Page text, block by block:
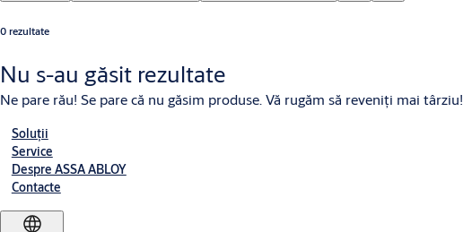
0 rezultate
Nu s-au găsit rezultate
Ne pare rău! Se pare că nu găsim produse. Vă rugăm să reveniţi mai târziu!
Soluții
Service
Despre ASSA ABLOY
Contacte